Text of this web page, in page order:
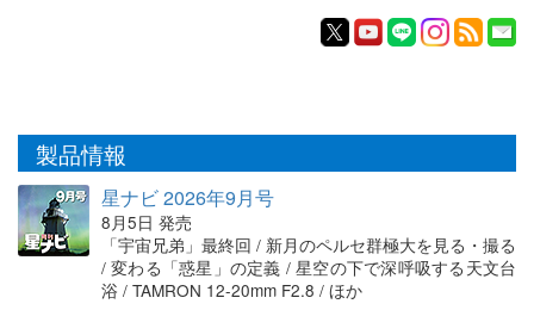
製品情報
星ナビ 2026年9月号
8月5日 発売
「宇宙兄弟」最終回 / 新月のペルセ群極大を見る・撮る
/ 変わる「惑星」の定義 / 星空の下で深呼吸する天文台
浴 / TAMRON 12-20mm F2.8 / ほか